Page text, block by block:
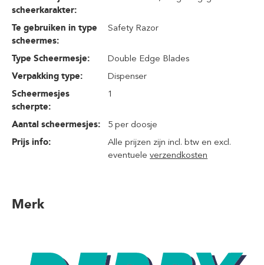
scheerkarakter:
Te gebruiken in type
scheermes:
Safety Razor
Type Scheermesje:
Double Edge Blades
Verpakking type:
Dispenser
Scheermesjes
scherpte:
1
Aantal scheermesjes:
5 per doosje
Prijs info:
Alle prijzen zijn incl. btw en excl.
eventueleverzendkosten
Merk